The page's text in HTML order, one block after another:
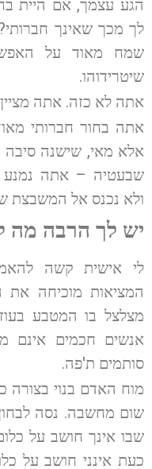
הגע עצמך, אם היית
לך מכך שאינך
שמח מאוד על
שיטרידוהו.
אתה לא כזה. אתה
אתה בחור חברותי
אלא מאי, שישנה סיבה
שבעטיה – אתה נמנע
ולא נכנס אל המשבצת
יש לך הרבה מה
לי אישית קשה
המציאות מוכיחה את
מצלצל בו המטבע
אנשים חכמים אינם
סותמים ת'פה.
מוח האדם בנוי בצורה
שום מחשבה. נסה
שבו אינך חושב על
כעת אינני חושב על